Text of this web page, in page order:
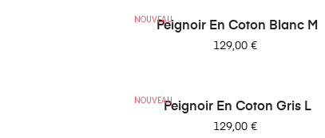
NOUVEAU
Peignoir En Coton Blanc M
Prix
129,00 €
NOUVEAU
Peignoir En Coton Gris L
Prix
129,00 €